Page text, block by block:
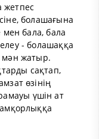
жетпес
болашағына
мен бала, бала
- болашаққа
мән жатыр.
сақтап,
өзінің
үшін ат